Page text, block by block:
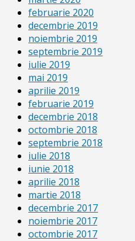
februarie 2020
decembrie 2019
noiembrie 2019
septembrie 2019
iulie 2019
mai 2019
aprilie 2019
februarie 2019
decembrie 2018
octombrie 2018
septembrie 2018
iulie 2018
iunie 2018
aprilie 2018
martie 2018
decembrie 2017
noiembrie 2017
octombrie 2017